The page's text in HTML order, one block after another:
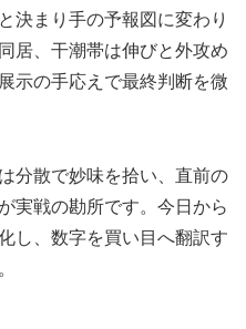
決まり手の予報図に変わり
居、干潮帯は伸びと外攻め
示の手応えで最終判断を微
分散で妙味を拾い、直前の
実戦の勘所です。今日から
し、数字を買い目へ翻訳す